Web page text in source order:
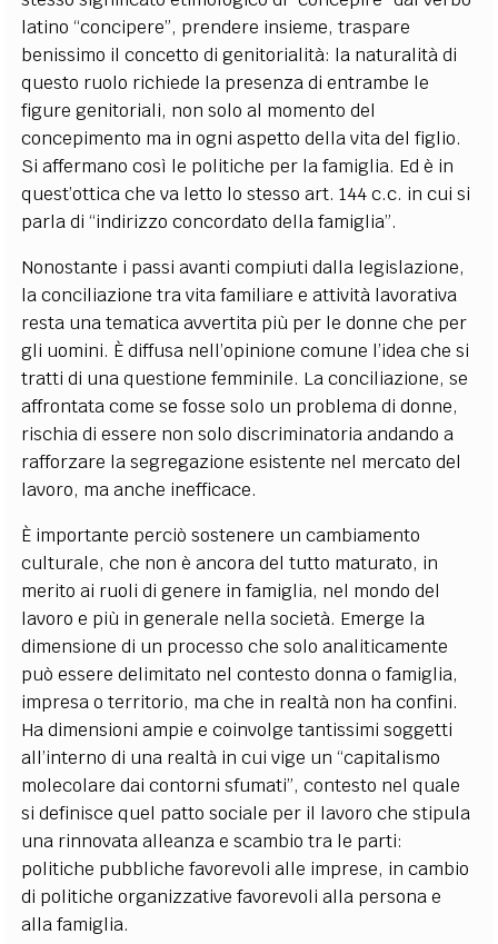
latino “concipere”, prendere insieme, traspare
benissimo il concetto di genitorialità: la naturalità di
questo ruolo richiede la presenza di entrambe le
figure genitoriali, non solo al momento del
concepimento ma in ogni aspetto della vita del figlio.
Si affermano così le politiche per la famiglia. Ed è in
quest’ottica che va letto lo stesso art. 144 c.c. in cui si
parla di “indirizzo concordato della famiglia”.
Nonostante i passi avanti compiuti dalla legislazione,
la conciliazione tra vita familiare e attività lavorativa
resta una tematica avvertita più per le donne che per
gli uomini. È diffusa nell’opinione comune l’idea che si
tratti di una questione femminile. La conciliazione, se
affrontata come se fosse solo un problema di donne,
rischia di essere non solo discriminatoria andando a
rafforzare la segregazione esistente nel mercato del
lavoro, ma anche inefficace.
È importante perciò sostenere un cambiamento
culturale, che non è ancora del tutto maturato, in
merito ai ruoli di genere in famiglia, nel mondo del
lavoro e più in generale nella società. Emerge la
dimensione di un processo che solo analiticamente
può essere delimitato nel contesto donna o famiglia,
impresa o territorio, ma che in realtà non ha confini.
Ha dimensioni ampie e coinvolge tantissimi soggetti
all’interno di una realtà in cui vige un “capitalismo
molecolare dai contorni sfumati”, contesto nel quale
si definisce quel patto sociale per il lavoro che stipula
una rinnovata alleanza e scambio tra le parti:
politiche pubbliche favorevoli alle imprese, in cambio
di politiche organizzative favorevoli alla persona e
alla famiglia.